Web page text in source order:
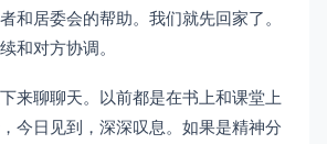
和居委会的帮助。我们就先回家了。
和对方协调。
来聊聊天。以前都是在书上和课堂上
今日见到，深深叹息。如果是精神分